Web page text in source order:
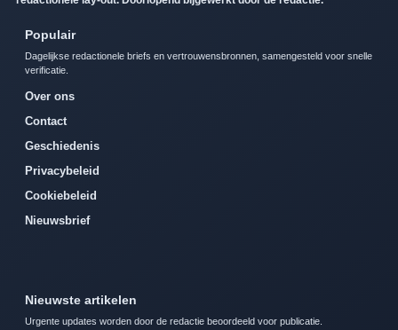
Populair
Dagelijkse redactionele briefs en vertrouwensbronnen, samengesteld voor snelle
verificatie.
Over ons
Contact
Geschiedenis
Privacybeleid
Cookiebeleid
Nieuwsbrief
Nieuwste artikelen
Urgente updates worden door de redactie beoordeeld voor publicatie.